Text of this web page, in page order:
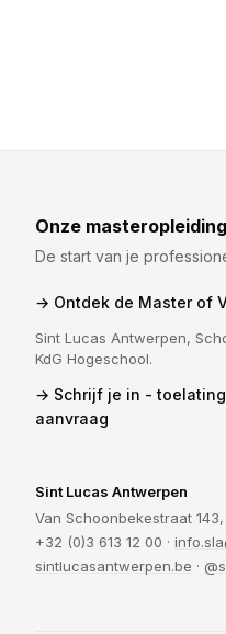
Onze masteropleiding
De start van je
Ontdek de Master of
Sint Lucas Antwerpen,
KdG Hogeschool.
Schrijf je in -
aanvraag
Sint Lucas Antwerpen
Van Schoonbekestraat
+32 (0)3 613 12 00 ·
sintlucasantwerpen.be ·